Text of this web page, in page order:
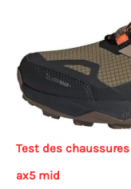
Test des
ax5 mid